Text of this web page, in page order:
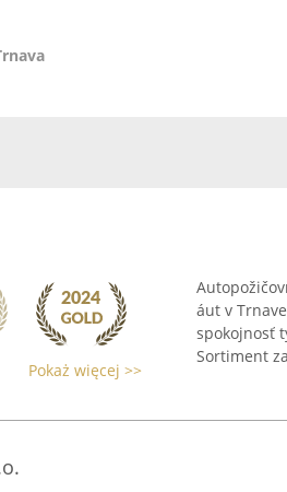
Pokaż więcej >>
áut v
spokojnosť
Sortiment